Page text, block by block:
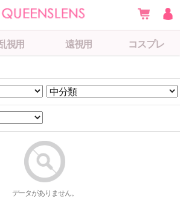
視用 遠視用 コスプレ
データがありません。